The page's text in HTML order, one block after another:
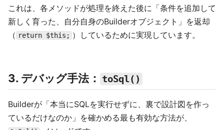
これは、各メソッドが処理を終えた後に「条件を追加して
新しく育った、自分自身のBuilderオブジェクト」を返却
（ return $this; ）しているために実現しています。
3. デバッグ手法： toSql()
Builderが「本当にSQLを実行せずに、裏で設計図を作っ
ているだけなのか」を確かめる最も有効な方法が、